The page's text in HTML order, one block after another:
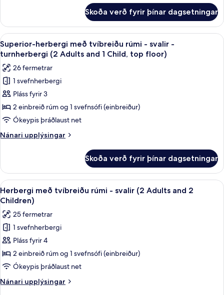
(2
Adults)
herbergi
með
tvíbreiðu
rúmi
svalir
(2
Adults)
Skoða verð fyrir þínar dagsetningar
Skoða
allar
myndir
fyrir
Superior-
herbergi
með
tvíbreiðu
rúmi
-
-
turnherbergi
(2
Adults
and
Child,
top
floor)
Superior-herbergi með tvíbreiðu
16
Superior-herbergi með tvíbreiðu rúmi - svalir -
turnherbergi (2 Adults and 1 Child, top floor)
26 fermetrar
1 svefnherbergi
Pláss fyrir 3
2 einbreið rúm og 1 svefnsófi (einbreiður)
Ókeypis þráðlaust net
Nánari upplýsingar
Nánari
herbergi
með
tvíbreiðu
rúmi
svalir
turnherbergi
(2
Adults
Child,
top
Skoða verð fyrir þínar dagsetningar
Skoða
allar
myndir
fyrir
Herbergi
með
tvíbreiðu
rúmi
-
svalir
Dúnsængur, rúm með „pillowtop“-
8
Herbergi með tvíbreiðu rúmi - svalir (2 Adults and 2
Children)
25 fermetrar
1 svefnherbergi
Pláss fyrir 4
2 einbreið rúm og 1 svefnsófi (einbreiður)
Ókeypis þráðlaust net
Nánari upplýsingar
Nánari